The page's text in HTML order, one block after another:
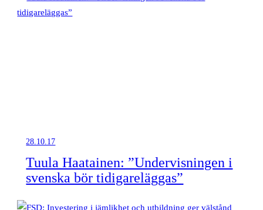
28.10.17
Tuula Haatainen: ”Undervisningen i
svenska bör tidigareläggas”